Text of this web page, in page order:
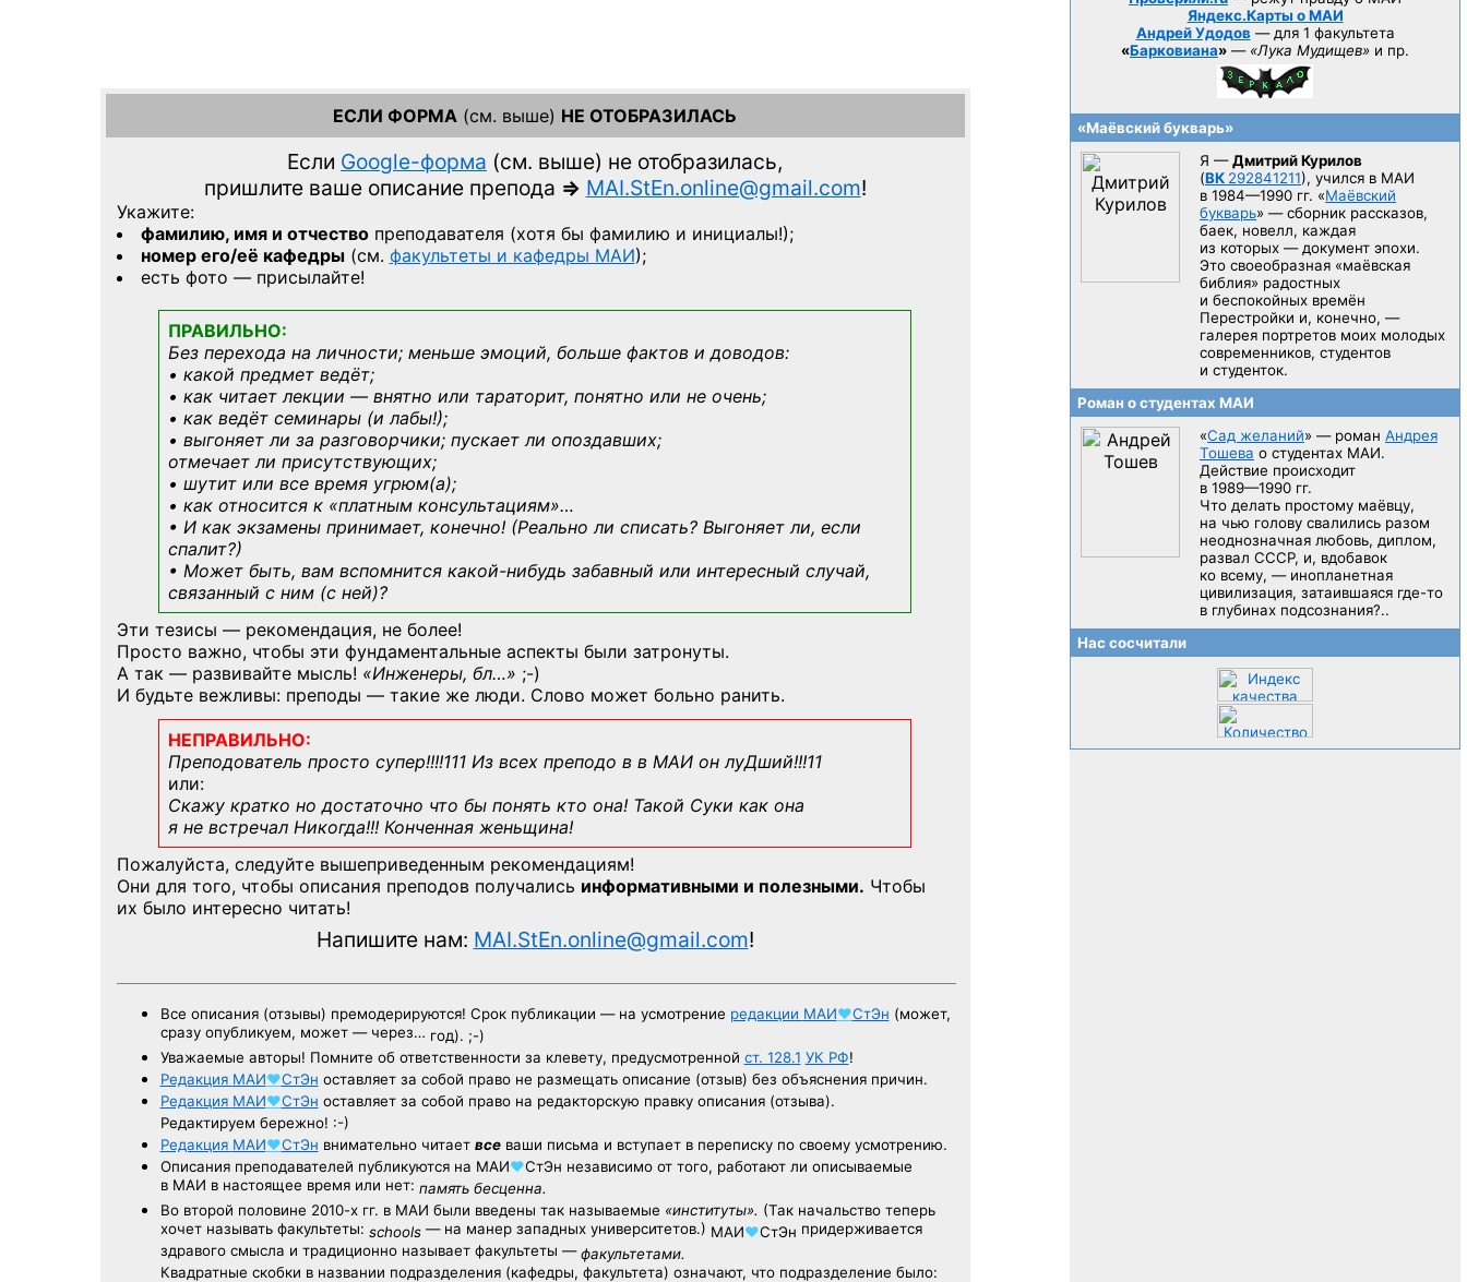
ЕСЛИ ФОРМА (см. выше) НЕ ОТОБРАЗИЛАСЬ
Если Google-форма (см. выше) не отобразилась,
пришлите ваше описание препода => MAI.StEn.online@gmail.com!
Укажите:
фамилию, имя и отчествопреподавателя (хотя бы фамилию и инициалы!);
номер его/её кафедры(см. факультеты и кафедры МАИ);
есть фото — присылайте!
ПРАВИЛЬНО:
Без перехода на личности; меньше эмоций, больше фактов и доводов:
• какой предмет ведёт;
• как читает лекции — внятно или тараторит, понятно или не очень;
• как ведёт семинары (и лабы!);
• выгоняет ли за разговорчики; пускает ли опоздавших;
отмечает ли присутствующих;
• шутит или все время угрюм(а);
• как относится к «платным консультациям»…
• И как экзамены принимает, конечно! (Реально ли списать? Выгоняет ли, если
спалит?)
• Может быть, вам вспомнится какой-нибудь забавный или интересный случай,
связанный с ним (с ней)?
Эти тезисы — рекомендация, не более!
Просто важно, чтобы эти фундаментальные аспекты были затронуты.
А так — развивайте мысль! «Инженеры, бл…» ;-)
И будьте вежливы: преподы — такие же люди. Слово может больно ранить.
НЕПРАВИЛЬНО:
Преподователь просто супер!!!!111 Из всех преподо в в МАИ он луДший!!!11
или:
Скажу кратко но достаточно что бы понять кто она! Такой Суки как она
я не встречал Никогда!!! Конченная женьщина!
Пожалуйста, следуйте вышеприведенным рекомендациям!
Они для того, чтобы описания преподов получались информативными и полезными. Чтобы
их было интересно читать!
Напишите нам: MAI.StEn.online@gmail.com!
Все описания (отзывы) премодерируются! Срок публикации — на усмотрение редакции МАИ♥СтЭн (может,
сразу опубликуем, может — через… год). ;-)
Уважаемые авторы! Помните об ответственности за клевету, предусмотренной ст. 128.1 УК РФ!
Редакция МАИ♥СтЭн оставляет за собой право не размещать описание (отзыв) без объяснения причин.
Редакция МАИ♥СтЭн оставляет за собой право на редакторскую правку описания (отзыва).
Редактируем бережно! :-)
Редакция МАИ♥СтЭн внимательно читает всеваши письма и вступает в переписку по своему усмотрению.
Описания преподавателей публикуются на МАИ♥СтЭн независимо от того, работают ли описываемые
в МАИ в настоящее время или нет: память бесценна.
Во второй половине 2010-х гг. в МАИ были введены так называемые «институты». (Так начальство теперь
хочет называть факультеты: schools— на манер западных университетов.) МАИ♥СтЭн придерживается
здравого смысла и традиционно называет факультеты —факультетами.
Квадратные скобки в названии подразделения (кафедры, факультета) означают, что подразделение было:
Яндекс.Карты о МАИ
Андрей Удодов — для 1 факультета
«Барковиана» — «Лука Мудищев» и пр.
«Маёвский букварь»
Я —Дмитрий Курилов
(ВК 292841211), учился в МАИ
в 1984—1990 гг. «Маёвский
букварь» — сборник рассказов,
баек, новелл, каждая
из которых — документ эпохи.
Это своеобразная «маёвская
библия» радостных
и беспокойных времён
Перестройки и, конечно, —
галерея портретов моих молодых
современников, студентов
и студенток.
Роман о студентах МАИ
«Сад желаний» — роман Андрея
Тошева о студентах МАИ.
Действие происходит
в 1989—1990 гг.
Что делать простому маёвцу,
на чью голову свалились разом
неоднозначная любовь, диплом,
развал CCCP, и, вдобавок
ко всему, — инопланетная
цивилизация, затаившаяся где-то
в глубинах подсознания?..
Нас сосчитали